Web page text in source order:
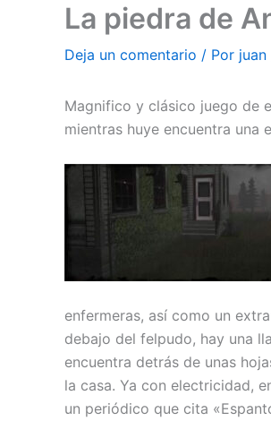
La piedra de
Deja un comentario / Por juan
Magnifico y clásico juego de
mientras huye encuentra una
enfermeras, así como un
debajo del felpudo, hay una
encuentra detrás de unas
la casa. Ya con electricidad,
un periódico que cita